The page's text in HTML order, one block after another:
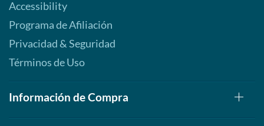
Accessibility
Programa de Afiliación
Privacidad & Seguridad
Términos de Uso
Información de Compra